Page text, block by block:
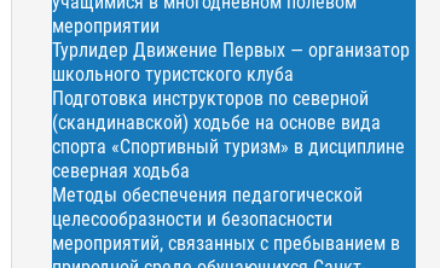
мероприятии
Турлидер Движение Первых — организатор
школьного туристского клуба
Подготовка инструкторов по северной
(скандинавской) ходьбе на основе вида
спорта «Спортивный туризм» в дисциплине
северная ходьба
Методы обеспечения педагогической
целесообразности и безопасности
мероприятий, связанных с пребыванием в